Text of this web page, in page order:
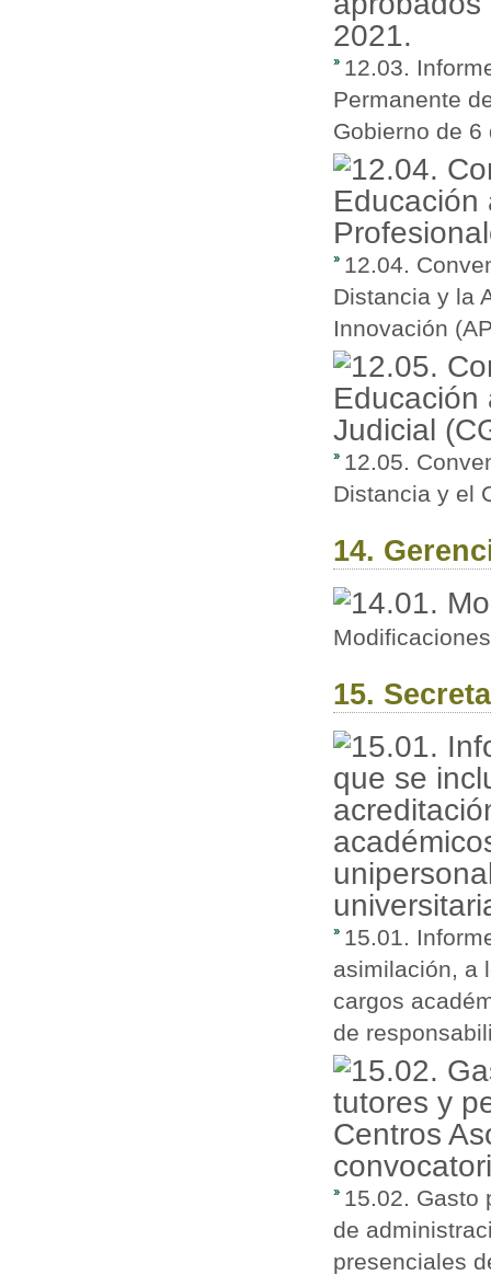
12.03.
Permanente
Gobierno de
12.04.
Distancia y la
Innovación
12.05.
Distancia y el
14.
15.
15.01.
asimilación, a
cargos
de
15.02. Gasto
de
presenciales